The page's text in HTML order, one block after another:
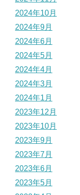
2024年10月
2024年9月
2024年6月
2024年5月
2024年4月
2024年3月
2024年1月
2023年12月
2023年10月
2023年9月
2023年7月
2023年6月
2023年5月